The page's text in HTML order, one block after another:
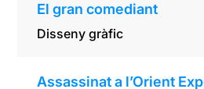
El gran comediant
Disseny gràfic
Assassinat a l’Orient